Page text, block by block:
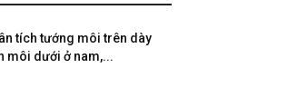
tích tướng môi trên dày
môi dưới ở nam,...